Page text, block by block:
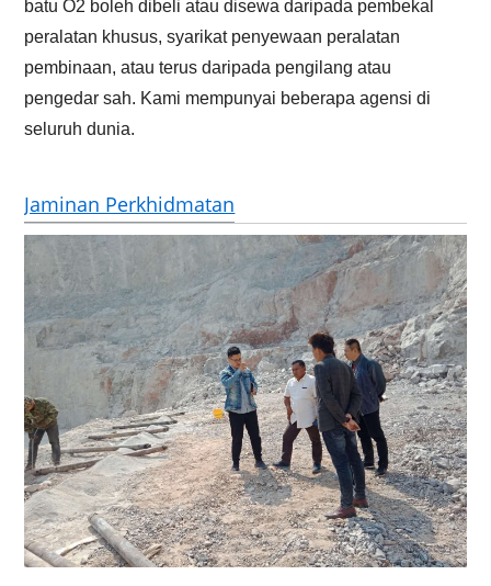
batu O2 boleh dibeli atau disewa daripada pembekal
peralatan khusus, syarikat penyewaan peralatan
pembinaan, atau terus daripada pengilang atau
pengedar sah. Kami mempunyai beberapa agensi di
seluruh dunia.
Jaminan Perkhidmatan